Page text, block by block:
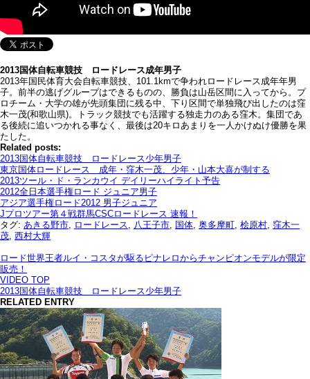
2013国体自転車競技 ロードレース成年男子
2013年国民体育大会自転車競技、101.1kmで争われロードレース成年年男
子。前半の逃げグループはできるものの、勝負は山岳区間に入ってから。プ
ロチーム・大学の雄が先頭集団に残る中、下り区間で単独飛び出したのは窪
木一茂(和歌山県)。トラック競技でも活躍する独走力のある窪木。集団であ
る後続に追いつかれる事なく、最後は20キロあまりを一人かけぬけ優勝を果
たした。
Related posts:
2013国体自転車競技 ロードレース少年男子
東京国体ロードレース 成年・窪木一茂、少年・山本大喜が制する
2013ツール・ド・ランカウイ デイリーハイライト予告
2012全日本選手権ロード ジュニア男子
アジア選手権ロード2012 男子ジュニア
Jプロツアー第４戦群馬CSCロードレース 速報！
タグ: あきる野市 ロードレース 八王子市 国体 奥多摩町 桧原村 窪木一
茂 西村大輝
ロード世界王者ルイ・コスタが駆るピナレロからチャンピオンモデルが限定
販売！
VIDEO TOP
2013国体自転車競技 ロードレース少年男子
RELATED ENTRY